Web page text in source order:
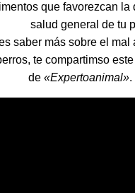
que favorezcan la
salud general de tu
saber más sobre el mal
te compartimso
de«Expertoanimal».